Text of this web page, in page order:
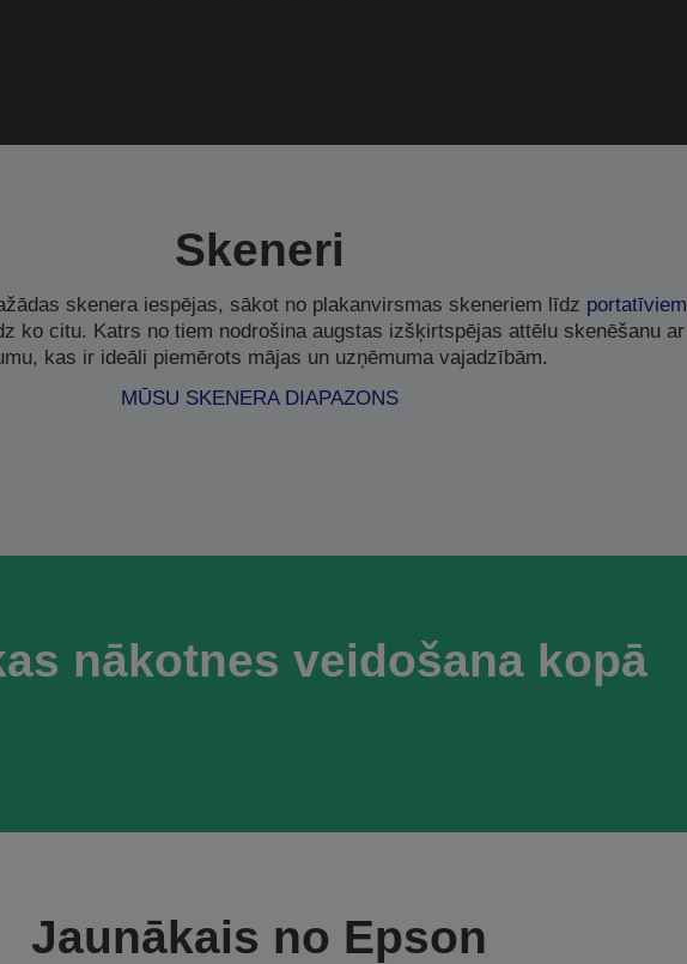
Skeneri
skenera iespējas, sākot no plakanvirsmas skeneriem līdz portatīviem
ko citu. Katrs no tiem nodrošina augstas izšķirtspējas attēlu skenēšanu ar
kas ir ideāli piemērots mājas un uzņēmuma vajadzībām.
MŪSU SKENERA DIAPAZONS
nākotnes veidošana kopā
Jaunākais no Epson